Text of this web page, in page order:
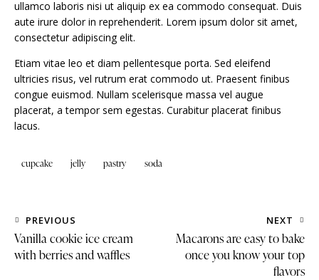
ullamco laboris nisi ut aliquip ex ea commodo consequat. Duis
aute irure dolor in reprehenderit. Lorem ipsum dolor sit amet,
consectetur adipiscing elit.
Etiam vitae leo et diam pellentesque porta. Sed eleifend
ultricies risus, vel rutrum erat commodo ut. Praesent finibus
congue euismod. Nullam scelerisque massa vel augue
placerat, a tempor sem egestas. Curabitur placerat finibus
lacus.
cupcake jelly pastry soda
PREVIOUS
Vanilla cookie ice cream
with berries and waffles
NEXT
Macarons are easy to bake
once you know your top
flavors